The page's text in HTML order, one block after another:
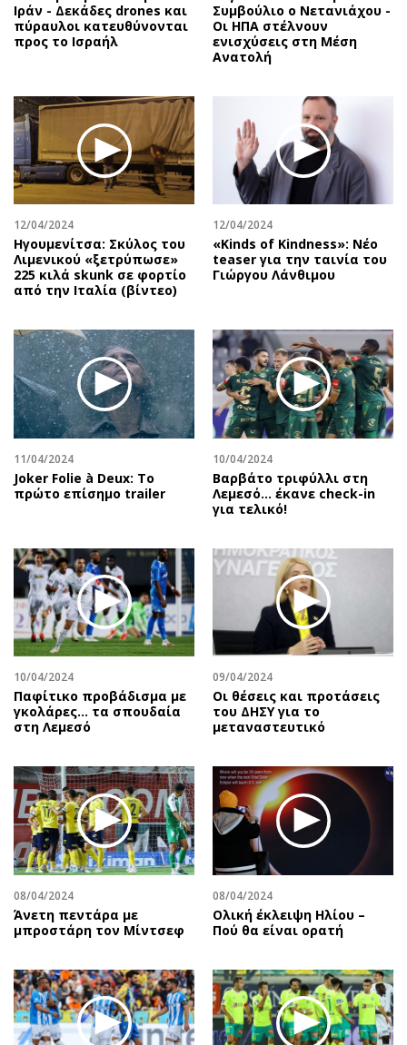
Ιράν - Δεκάδες drones και
πύραυλοι κατευθύνονται
προς το Ισραήλ
Συμβούλιο ο Νετανιάχου -
Οι ΗΠΑ στέλνουν
ενισχύσεις στη Μέση
Ανατολή
12/04/2024
Ηγουμενίτσα: Σκύλος του
Λιμενικού «ξετρύπωσε»
225 κιλά skunk σε φορτίο
από την Ιταλία (βίντεο)
12/04/2024
«Kinds of Kindness»: Νέο
teaser για την ταινία του
Γιώργου Λάνθιμου
11/04/2024
Joker Folie à Deux: Το
πρώτο επίσημο trailer
10/04/2024
Βαρβάτο τριφύλλι στη
Λεμεσό… έκανε check-in
για τελικό!
10/04/2024
Παφίτικο προβάδισμα με
γκολάρες… τα σπουδαία
στη Λεμεσό
09/04/2024
Οι θέσεις και προτάσεις
του ΔΗΣΥ για το
μεταναστευτικό
08/04/2024
Άνετη πεντάρα με
μπροστάρη τον Μίντσεφ
08/04/2024
Ολική έκλειψη Ηλίου –
Πού θα είναι ορατή